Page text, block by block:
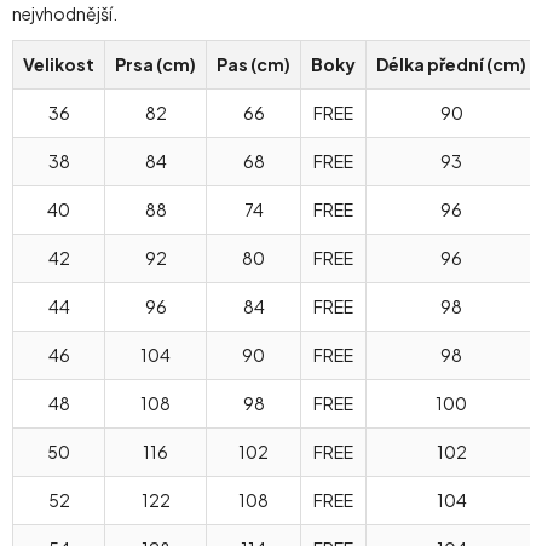
nejvhodnější.
Velikost Prsa (cm) Pas (cm) Boky Délka přední (cm)
36 82 66 FREE 90
38 84 68 FREE 93
40 88 74 FREE 96
42 92 80 FREE 96
44 96 84 FREE 98
46 104 90 FREE 98
48 108 98 FREE 100
50 116 102 FREE 102
52 122 108 FREE 104